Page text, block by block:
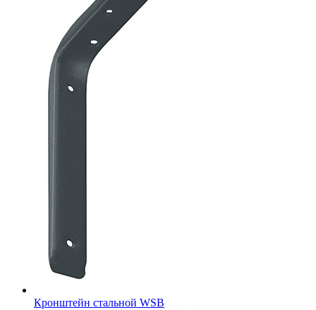
Кронштейн стальной WSB